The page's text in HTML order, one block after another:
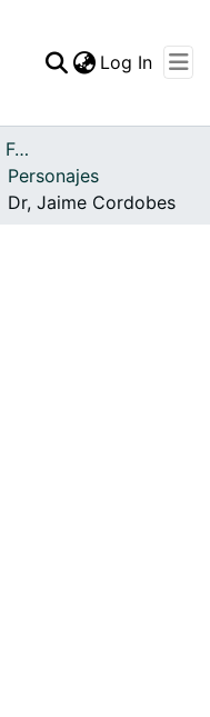
Statistics
Log In
Archivo del Patrimonio Fotográfico y Fílmico del Valle del Cauca
Personajes
Dr, Jaime Cordobes